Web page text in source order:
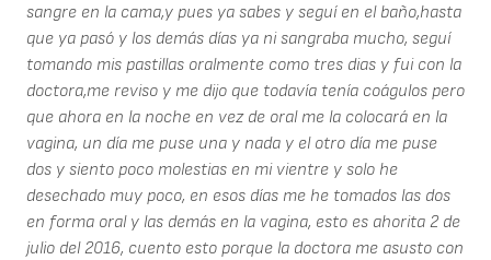
sangre en la cama,y pues ya sabes y seguí en el baño,hasta
que ya pasó y los demás días ya ni sangraba mucho, seguí
tomando mis pastillas oralmente como tres dias y fui con la
doctora,me reviso y me dijo que todavía tenía coágulos pero
que ahora en la noche en vez de oral me la colocará en la
vagina, un día me puse una y nada y el otro día me puse
dos y siento poco molestias en mi vientre y solo he
desechado muy poco, en esos días me he tomados las dos
en forma oral y las demás en la vagina, esto es ahorita 2 de
julio del 2016, cuento esto porque la doctora me asusto con